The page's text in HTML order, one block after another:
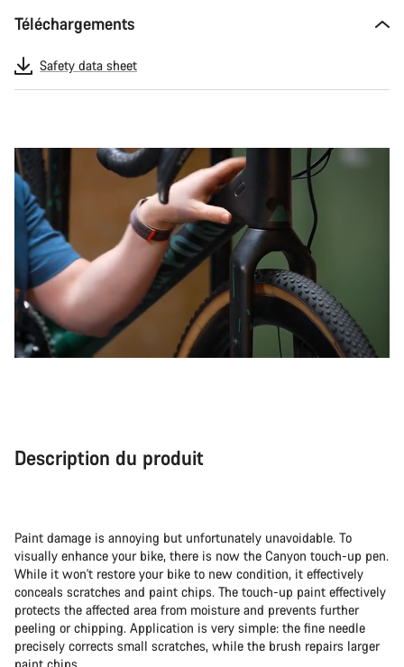
Téléchargements
Safety data sheet
Description du produit
Paint damage is annoying but unfortunately unavoidable. To
visually enhance your bike, there is now the Canyon touch-up pen.
While it won't restore your bike to new condition, it effectively
conceals scratches and paint chips. The touch-up paint effectively
protects the affected area from moisture and prevents further
peeling or chipping. Application is very simple: the fine needle
precisely corrects small scratches, while the brush repairs larger